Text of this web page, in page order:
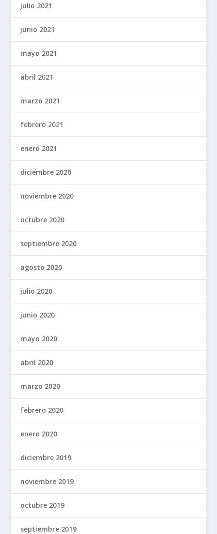
julio 2021
junio 2021
mayo 2021
abril 2021
marzo 2021
febrero 2021
enero 2021
diciembre 2020
noviembre 2020
octubre 2020
septiembre 2020
agosto 2020
julio 2020
junio 2020
mayo 2020
abril 2020
marzo 2020
febrero 2020
enero 2020
diciembre 2019
noviembre 2019
octubre 2019
septiembre 2019